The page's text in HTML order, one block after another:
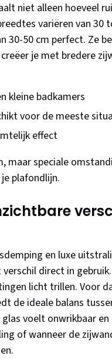
niet alleen hoeveel
variëren van
30-50 cm perfect. Ze
je met bredere
kleine badkamers
voor de meeste
effect
speciale
plafondlijn.
en luxe
direct in
licht trillen. Voor
de ideale balans
voelt onwrikbaar
of wanneer de